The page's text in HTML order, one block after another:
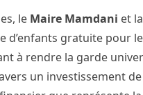
le Maire Mamdani et la
d’enfants gratuite pour
à rendre la garde
un investissement